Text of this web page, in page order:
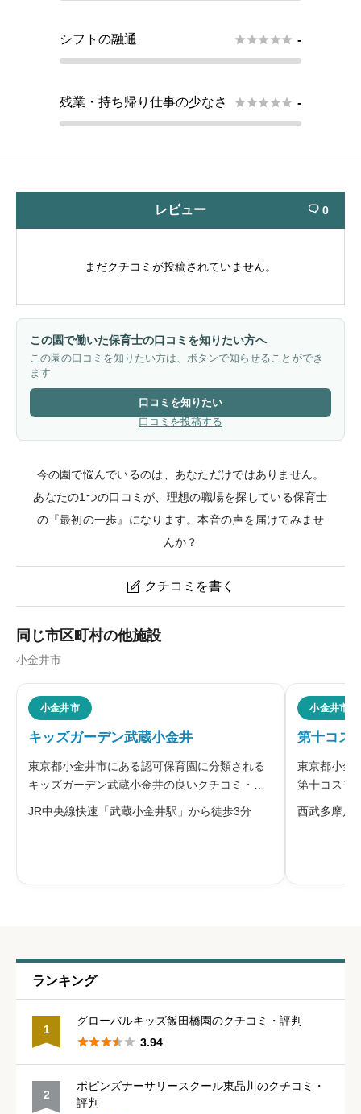
シフトの融通  -
残業・持ち帰り仕事の少なさ  -
レビュー  0
まだクチコミが投稿されていません。
この園で働いた保育士の口コミを知りたい方へ
この園の口コミを知りたい方は、ボタンで知らせることができ
ます
口コミを知りたい
口コミを投稿する
今の園で悩んでいるのは、あなただけではありません。
あなたの1つの口コミが、理想の職場を探している保育士
の『最初の一歩』になります。本音の声を届けてみませ
んか？
 クチコミを書く
ニックネーム
※本名や誤解される名前の使用はご遠慮ください。
星の数をお選びください 
星の数をお選びください
同じ市区町村の他施設
小金井市
小金井市
キッズガーデン武蔵小金井
東京都小金井市にある認可保育園に分類される
キッズガーデン武蔵小金井の良いクチコミ・悪
いクチコミを合わせて評判をご紹介します。運
営法人のキッズスマイルは、自ら未来を切り拓
JR中央線快速「武蔵小金井駅」から徒歩3分
小金井市
第十コス
東京都小金
第十コスモ
ミを合わ
スモズが運
西武多摩川
ランキング
1
グローバルキッズ飯田橋園のクチコミ・評判
 3.94
2
ポピンズナーサリースクール東品川のクチコミ・
評判